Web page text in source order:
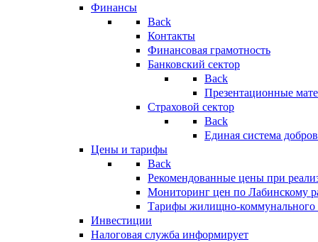
Финансы
Back
Контакты
Финансовая грамотность
Банковский сектор
Back
Презентационные
Страховой сектор
Back
Единая система
Цены и тарифы
Back
Рекомендованные цены при
Мониторинг цен по Лабинскому
Тарифы жилищно-коммунального
Инвестиции
Налоговая служба информирует